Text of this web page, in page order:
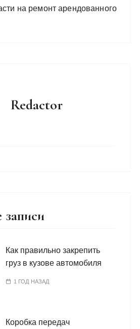
на ремонт арендованного
Redactor
Как правильно закрепить
груз в кузове автомобиля
1 ГОД НАЗАД
Коробка передач